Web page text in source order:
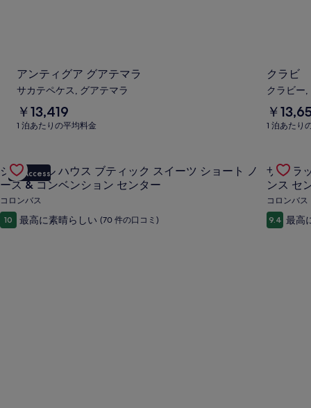
アンティグア グアテマラ
サカテペケス, グアテマラ
泊
あ
の
平
均
金
￥13,419
1 泊あたりの平均料金
クラビ
クラビー,
泊
あ
の
平
均
料
金
￥
1 泊あたり
Gallery
Carousel
VIP Access
ジャングル ハウス ブティック スイーツ ショート ノ
ース & コンベンション センター
コロンバス
10 最高に素晴らしい (70 件の口コミ)
Gallery
ザ ブラ
ンス セ
コロンバス
9.4 最高